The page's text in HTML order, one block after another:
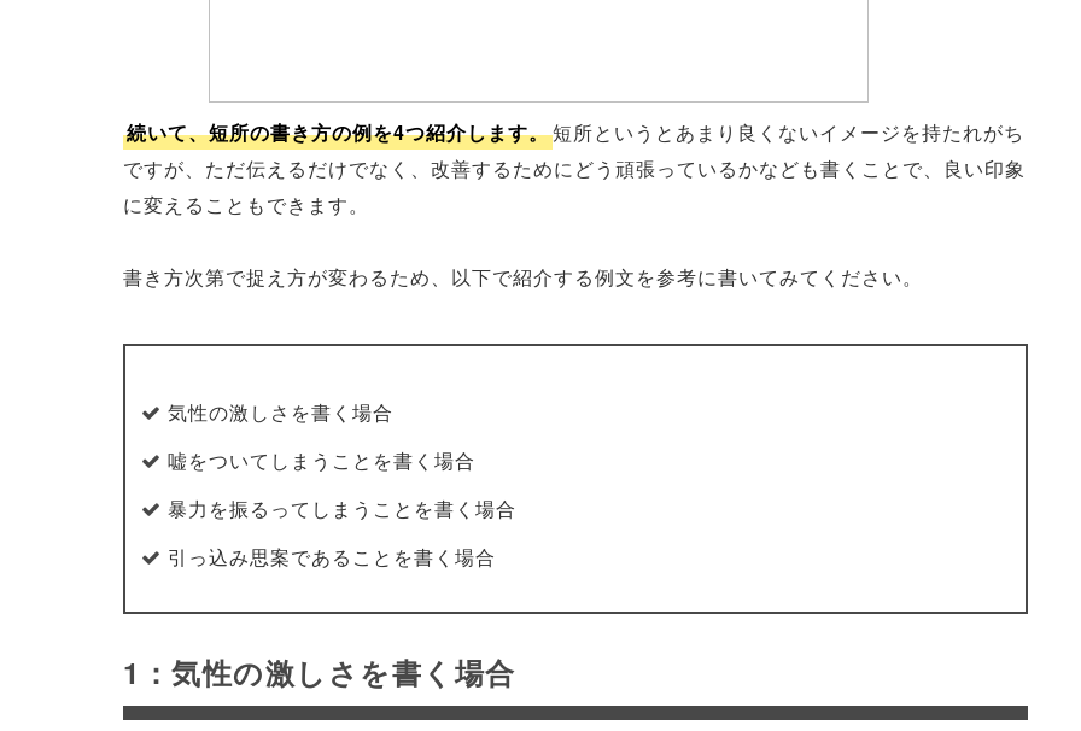
続いて、短所の書き方の例を4つ紹介します。短所というとあまり良くないイメージを持たれがち
ですが、ただ伝えるだけでなく、改善するためにどう頑張っているかなども書くことで、良い印象
に変えることもできます。
書き方次第で捉え方が変わるため、以下で紹介する例文を参考に書いてみてください。
気性の激しさを書く場合
嘘をついてしまうことを書く場合
暴力を振るってしまうことを書く場合
引っ込み思案であることを書く場合
1：気性の激しさを書く場合